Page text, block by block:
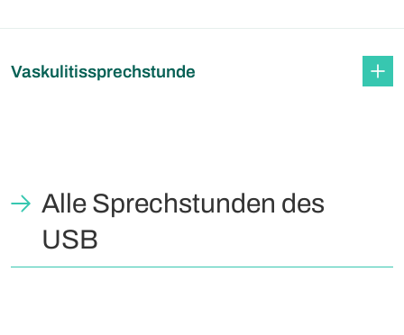
Vaskulitissprechstunde
Alle Sprechstunden des
USB